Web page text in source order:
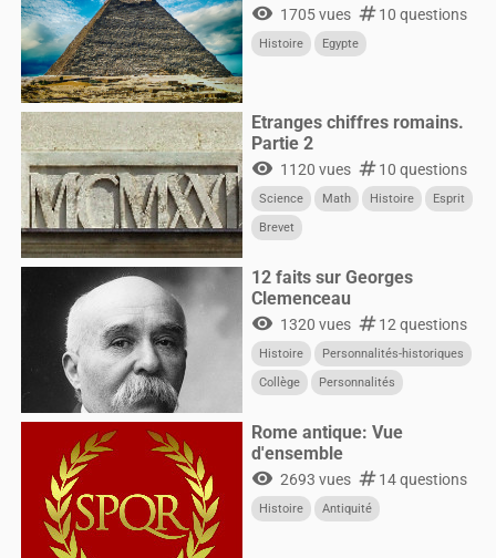
visibility 1705 vues numbers10 questions
Histoire Egypte
Etranges chiffres romains.
Partie 2
visibility 1120 vues numbers10 questions
Science Math Histoire
Esprit
Brevet
12 faits sur Georges
Clemenceau
visibility 1320 vues numbers12 questions
Histoire
Personnalités-historiques
Collège
Personnalités
Rome antique: Vue
d'ensemble
visibility 2693 vues numbers14 questions
Histoire Antiquité